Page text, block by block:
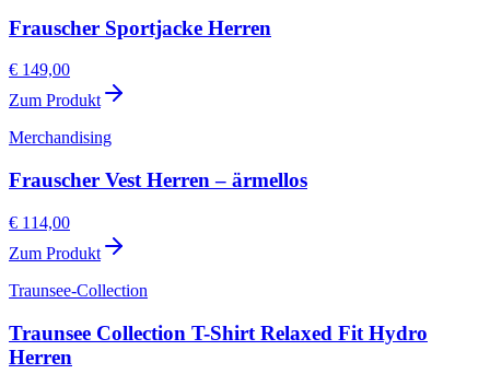
Frauscher Sportjacke Herren
€ 149,00
Zum Produkt
Merchandising
Frauscher Vest Herren – ärmellos
€ 114,00
Zum Produkt
Traunsee-Collection
Traunsee Collection T-Shirt Relaxed Fit Hydro
Herren